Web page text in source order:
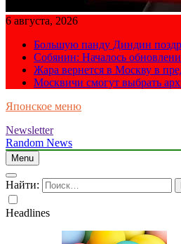
6 августа, 2026
Большую панду Диндин
Собянин: Началось
Жара вернется в Москву в
Москвичи смогут выбрать
Японское меню
Newsletter
Random News
Menu
Найти:
Headlines